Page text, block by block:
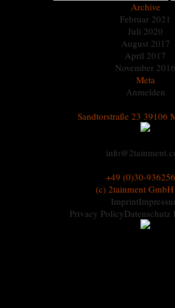
Archive
Februar 2021
Juli 2020
August 2017
April 2017
November 2016
Meta
Anmelden
Sandtorstraße 23 39106
+49 (0)30-
(c) 2tainment
Imprint
Privacy PolicyDatenschutz